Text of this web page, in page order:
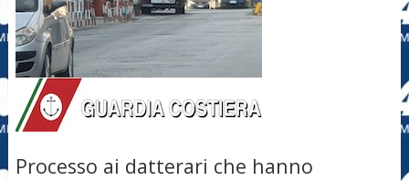
Processo ai datterari che hanno